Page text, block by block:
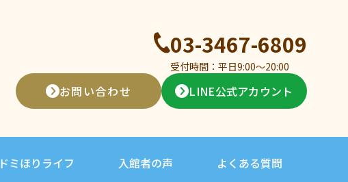
03-3467-6809
受付時間：平日9:00〜20:00
お問い合わせ LINE公式アカウント
ドミほりライフ 入館者の声 よくある質問